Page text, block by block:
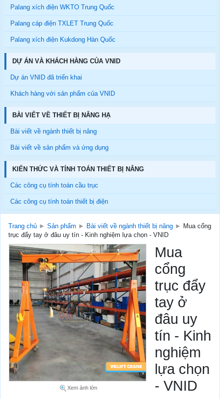
Palang xích điện WKTO Trung Quốc
Palang cáp điện TXLET Trung Quốc
Palang xích điện Kukdong Hàn Quốc
DỰ ÁN VÀ KHÁCH HÀNG CỦA VNID
Dự án VNID đã triển khai
Khách hàng với sản phẩm của VNID
BÀI VIẾT VỀ THIẾT BỊ NÂNG HẠ
Bài viết về ngành thiết bị nâng
Bài viết về sản phẩm và ứng dụng
KIẾN THỨC VÀ TÍNH TOÁN THIẾT BỊ NÂNG
Các công cụ tính toán cầu trục
Các công cụ tính toán thiết bị điện
Trang chủ ► Sản phẩm ► Bài viết về ngành thiết bị nâng ► Mua cổng
trục đẩy tay ở đâu uy tín - Kinh nghiệm lựa chọn - VNID
Xem ảnh lớn
Mua
cổng
trục đẩy
tay ở
đâu uy
tín - Kinh
nghiệm
lựa chọn
- VNID